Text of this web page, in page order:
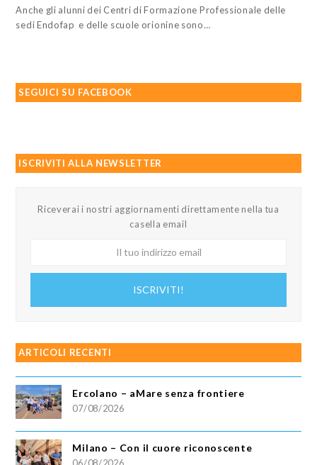
Anche gli alunni dei Centri di Formazione Professionale delle
sedi Endofap e delle scuole orionine sono…
SEGUICI SU FACEBOOK
ISCRIVITI ALLA NEWSLETTER
Riceverai i nostri aggiornamenti direttamente nella tua
casella email
ISCRIVITI!
ARTICOLI RECENTI
Ercolano – aMare senza frontiere
07/08/2026
Milano – Con il cuore riconoscente